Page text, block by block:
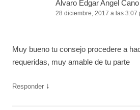
Alvaro Edgar Angel Cano
28 diciembre, 2017 a las 3:07
Muy bueno tu consejo procedere a
requeridas, muy amable de tu parte
Responder ↓